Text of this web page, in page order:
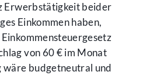
Erwerbstätigkeit beider
Einkommen haben,
von 60 € im Monat
wäre budgetneutral und